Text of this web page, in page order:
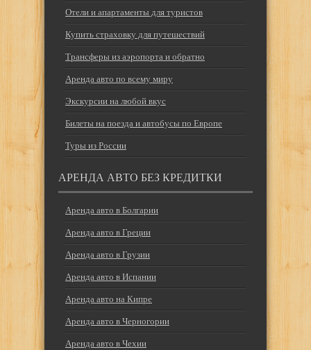
Отели и апартаменты для туристов
Купить страховку для путешествий
Трансферы из аэропорта и обратно
Аренда авто по всему миру
Экскурсии на любой вкус
Билеты на поезда и автобусы по Европе
Туры из России
АРЕНДА АВТО БЕЗ КРЕДИТКИ
Аренда авто в Болгарии
Аренда авто в Греции
Аренда авто в Грузии
Аренда авто в Испании
Аренда авто на Кипре
Аренда авто в Черногории
Аренда авто в Чехии